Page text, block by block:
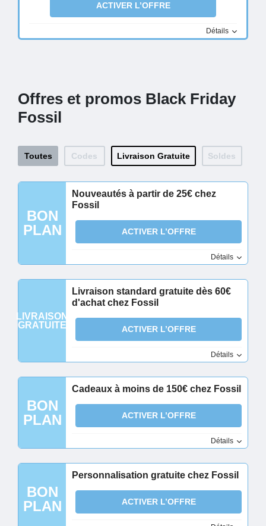
ACTIVER L’OFFRE
Détails
Offres et promos Black Friday
Fossil
Toutes Codes Livraison Gratuite Soldes
BON
PLAN
Nouveautés à partir de 25€ chez
Fossil
ACTIVER L’OFFRE
Détails
LIVRAISON
GRATUITE
Livraison standard gratuite dès 60€
d'achat chez Fossil
ACTIVER L’OFFRE
Détails
BON
PLAN
Cadeaux à moins de 150€ chez Fossil
ACTIVER L’OFFRE
Détails
BON
PLAN
Personnalisation gratuite chez Fossil
ACTIVER L’OFFRE